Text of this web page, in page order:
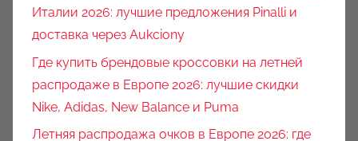
Италии 2026: лучшие предложения Pinalli и
доставка через Aukciony
Где купить брендовые кроссовки на летней
распродаже в Европе 2026: лучшие скидки
Nike, Adidas, New Balance и Puma
Летняя распродажа очков в Европе 2026: где